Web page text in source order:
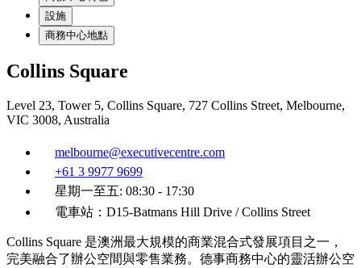
設施
商務中心地點
Collins Square
Level 23, Tower 5, Collins Square, 727 Collins Street, Melbourne,
VIC 3008, Australia
melbourne@executivecentre.com
+61 3 9977 9699
星期一至五: 08:30 - 17:30
電車站：D15-Batmans Hill Drive / Collins Street
Collins Square 是澳洲最大規模的商業混合式發展項目之一，
完美融合了辦公空間與零售業務。德事商務中心的靈活辦公空